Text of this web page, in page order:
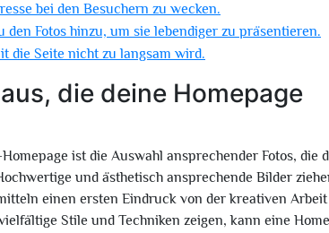
bei den Besuchern zu wecken.
Fotos hinzu, um sie lebendiger zu präsentieren.
die Seite nicht zu langsam wird.
die deine Homepage
ist die Auswahl ansprechender Fotos, die
und ästhetisch ansprechende Bilder
einen ersten Eindruck von der kreativen Arbeit
Stile und Techniken zeigen, kann eine